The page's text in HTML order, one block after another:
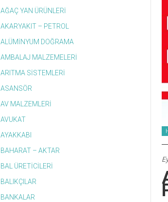
AĞAÇ YAN ÜRÜNLERİ
AKARYAKIT – PETROL
ALÜMİNYUM DOĞRAMA
AMBALAJ MALZEMELERİ
ARITMA SİSTEMLERİ
ASANSÖR
AV MALZEMLERİ
AVUKAT
AYAKKABI
BAHARAT – AKTAR
BAL ÜRETİCİLERİ
BALIKÇILAR
BANKALAR